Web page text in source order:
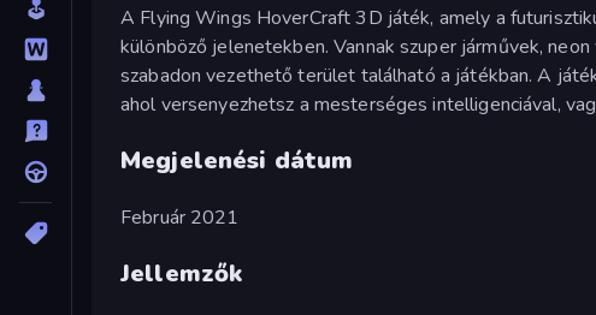
A Flying Wings HoverCraft 3D játék, amely a
különböző jelenetekben. Vannak szuper járművek,
szabadon vezethető terület található a játékban. A
ahol versenyezhetsz a mesterséges intelligenciával,
Megjelenési dátum
Február 2021
Jellemzők